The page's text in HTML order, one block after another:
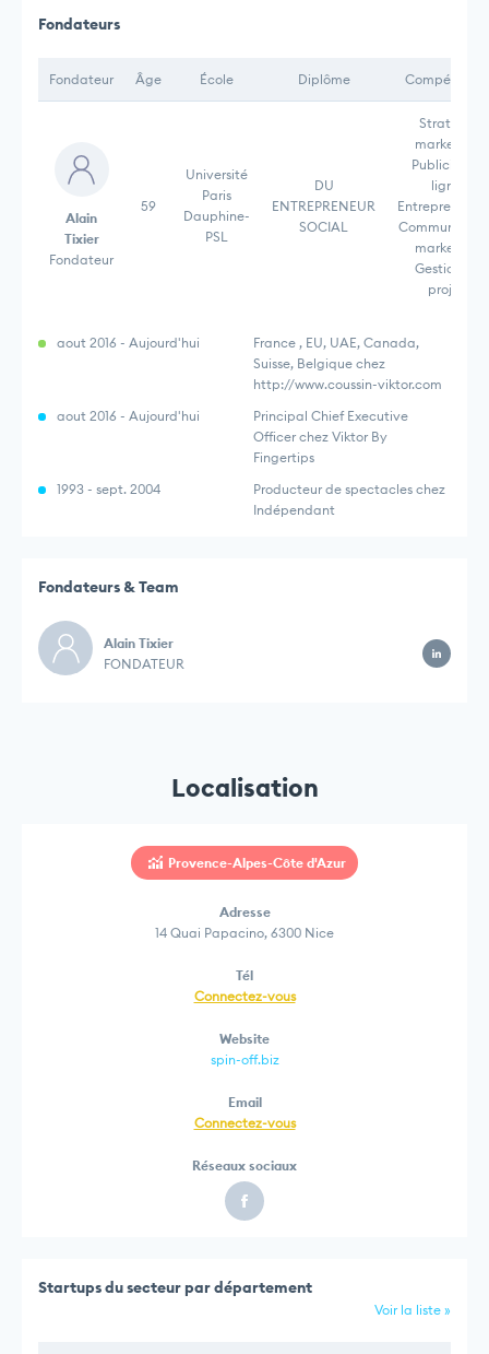
Fondateurs
Fondateur Âge École Diplôme
Alain
Tixier
Fondateur
59
Université
Paris
Dauphine-
PSL
DU
ENTREPRENEUR
SOCIAL
Stratégie
marketing,
Publicité en
ligne,
marketing,
Gestion de
projet,
aout 2016 - Aujourd'hui
France , EU, UAE, Canada,
Suisse, Belgique chez
http://www.coussin-viktor.com
aout 2016 - Aujourd'hui
Principal Chief Executive
Officer chez Viktor By
Fingertips
1993 - sept. 2004
Producteur de spectacles chez
Indépendant
Fondateurs & Team
Alain Tixier
FONDATEUR
Localisation
Provence-Alpes-Côte d'Azur
Adresse
14 Quai Papacino, 6300 Nice
Tél
Connectez-vous
Website
spin-off.biz
Email
Connectez-vous
Réseaux sociaux
Startups du secteur par département
Voir la liste »